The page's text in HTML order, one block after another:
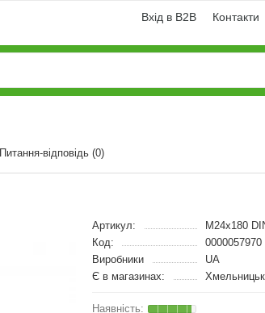
Вхід в B2B Контакти
Питання-відповідь (0)
Артикул:
M24x180
Код:
0000057970
Виробники
UA
Є в магазинах: